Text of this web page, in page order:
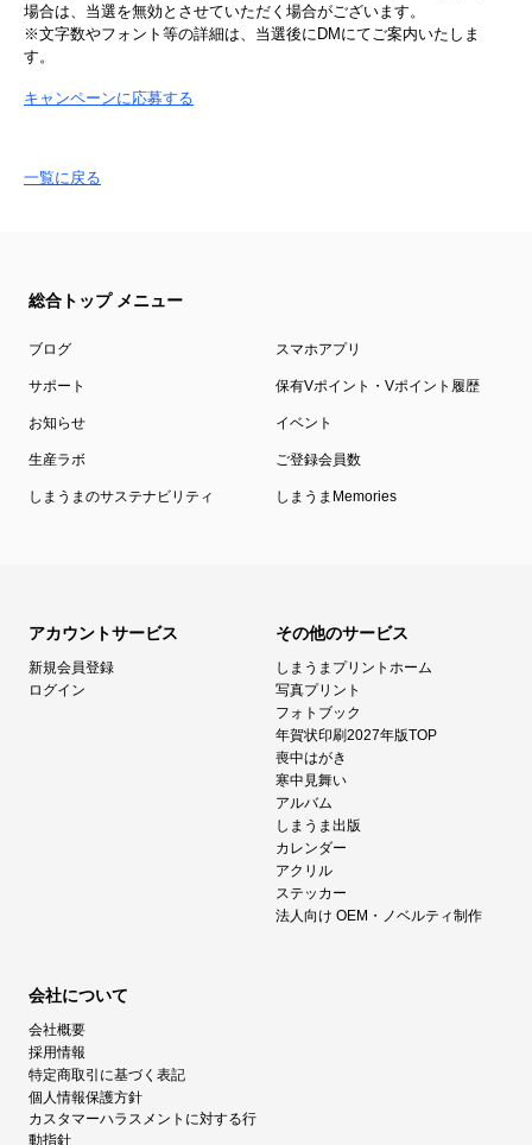
場合は、当選を無効とさせていただく場合がございます。
※文字数やフォント等の詳細は、当選後にDMにてご案内いたしま
す。
キャンペーンに応募する
一覧に戻る
総合トップ メニュー
ブログ スマホアプリ
サポート 保有Vポイント・Vポイント履歴
お知らせ イベント
生産ラボ ご登録会員数
しまうまのサステナビリティ しまうまMemories
アカウントサービス
新規会員登録
ログイン
その他のサービス
しまうまプリントホーム
写真プリント
フォトブック
年賀状印刷2027年版TOP
喪中はがき
寒中見舞い
アルバム
しまうま出版
カレンダー
アクリル
ステッカー
法人向け OEM・ノベルティ制作
会社について
会社概要
採用情報
特定商取引に基づく表記
個人情報保護方針
カスタマーハラスメントに対する行
動指針